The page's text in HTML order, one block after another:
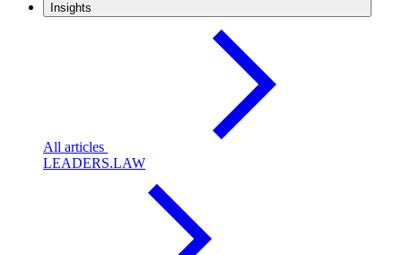
Insights
All articles
LEADERS.LAW